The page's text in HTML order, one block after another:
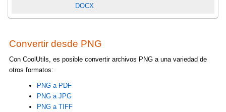
DOCX
Convertir desde PNG
Con CoolUtils, es posible convertir archivos PNG a una variedad de
otros formatos:
PNG a PDF
PNG a JPG
PNG a TIFF